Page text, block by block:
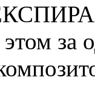
за